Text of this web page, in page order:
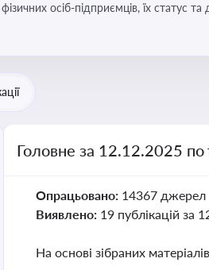
осіб-підприємців, їх статус
Головне за 12.12.2025 по
Опрацьовано: 14367 джерел
Виявлено: 19 публікацій за
На основі зібраних